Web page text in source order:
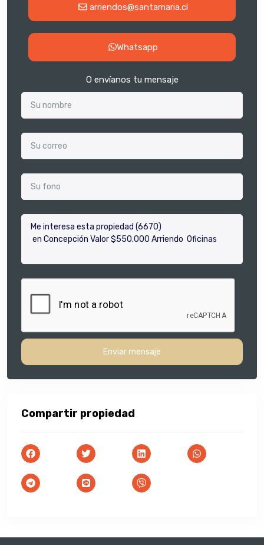
arriendos@santamaria.cl
Whatsapp
O envíanos tu mensaje
Enviar mensaje
Compartir propiedad